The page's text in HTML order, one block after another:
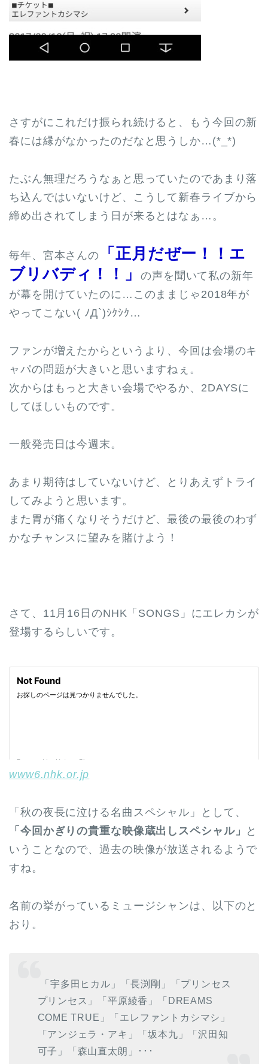
さすがにこれだけ振られ続けると、もう今回の新
春には縁がなかったのだなと思うしか…(*_*)
たぶん無理だろうなぁと思っていたのであまり落
ち込んではいないけど、こうして新春ライブから
締め出されてしまう日が来るとはなぁ…。
毎年、宮本さんの
「正月だぜー！！エ
ブリバディ！！」の声を聞いて私の新年
が幕を開けていたのに…このままじゃ2018年が
やってこない( ﾉД`)ｼｸｼｸ…
ファンが増えたからというより、今回は会場のキ
ャパの問題が大きいと思いますねぇ。
次からはもっと大きい会場でやるか、2DAYSに
してほしいものです。
一般発売日は今週末。
あまり期待はしていないけど、とりあえずトライ
してみようと思います。
また胃が痛くなりそうだけど、最後の最後のわず
かなチャンスに望みを賭けよう！
さて、11月16日のNHK「SONGS」にエレカシが
登場するらしいです。
www6.nhk.or.jp
「秋の夜長に泣ける名曲スペシャル」として、
「今回かぎりの貴重な映像蔵出しスペシャル」
と
いうことなので、過去の映像が放送されるようで
すね。
名前の挙がっているミュージシャンは、以下のと
おり。
「宇多田ヒカル」「長渕剛」「プリンセス
プリンセス」「平原綾香」「DREAMS
COME TRUE」「エレファントカシマシ」
「アンジェラ・アキ」「坂本九」「沢田知
可子」「森山直太朗」･･･